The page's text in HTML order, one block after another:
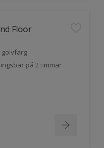
Floor
golvfärg
på 2 timmar